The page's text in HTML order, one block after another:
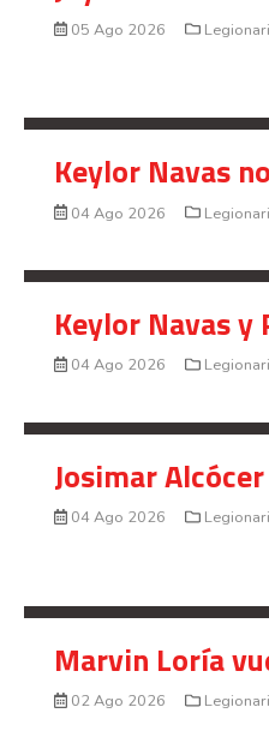
05 Ago 2026
Keylor Navas
04 Ago 2026
Keylor Navas y
04 Ago 2026
Josimar
04 Ago 2026
Marvin Loría
02 Ago 2026